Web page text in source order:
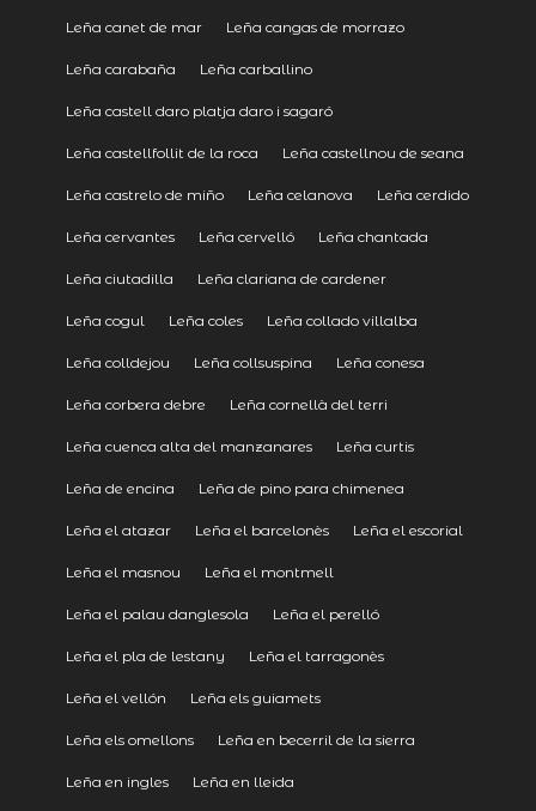
Leña canet de mar Leña cangas de morrazo
Leña carabaña Leña carballino
Leña castell daro platja daro i sagaró
Leña castellfollit de la roca Leña castellnou de seana
Leña castrelo de miño Leña celanova Leña cerdido
Leña cervantes Leña cervelló Leña chantada
Leña ciutadilla Leña clariana de cardener
Leña cogul Leña coles Leña collado villalba
Leña colldejou Leña collsuspina Leña conesa
Leña corbera debre Leña cornellà del terri
Leña cuenca alta del manzanares Leña curtis
Leña de encina Leña de pino para chimenea
Leña el atazar Leña el barcelonès Leña el escorial
Leña el masnou Leña el montmell
Leña el palau danglesola Leña el perelló
Leña el pla de lestany Leña el tarragonès
Leña el vellón Leña els guiamets
Leña els omellons Leña en becerril de la sierra
Leña en ingles Leña en lleida